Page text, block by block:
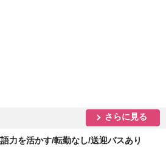
さらに見る
力を活かす/転勤なし/送迎バスあり